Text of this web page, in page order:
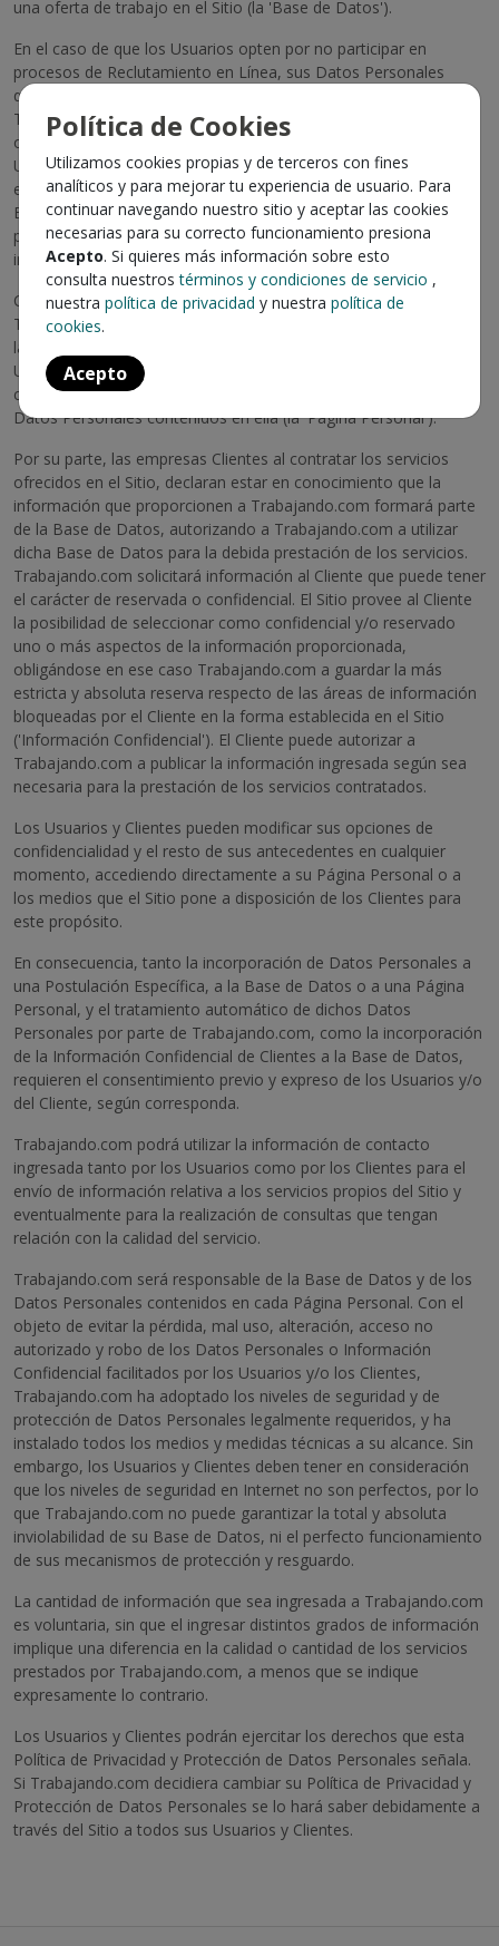
una oferta de trabajo en el Sitio (la 'Base de Datos').
En el caso de que los Usuarios opten por no participar en
procesos de Reclutamiento en Línea, sus Datos Personales
quedarán almacenados bajo reserva en la base de datos de
Trabajando.com y sólo serán enviados posteriormente a las
ofertas publicadas en el Sitio o a las empresas a las cuales los
Usuarios deseen postular, para lo cual estos deberán requerirlo
explícitamente ('Postulación Específica'). La Postulación
Específica a una oferta o empresa implicará hacer disponibles al
potencial empleador todos los Datos Personales del Usuario
ingresados a Trabajando.com.
Cuando los Usuarios ingresan sus Datos Personales,
Trabajando.com abre una página personal para cada Usuario en
la cual almacena sus antecedentes, y a la que sólo el mismo
Usuario puede ingresar (con su nombre de usuario y clave) en
cada oportunidad que requiera revisar, actualizar o modificar sus
Datos Personales contenidos en ella (la 'Página Personal').
Por su parte, las empresas Clientes al contratar los servicios
ofrecidos en el Sitio, declaran estar en conocimiento que la
información que proporcionen a Trabajando.com formará parte
de la Base de Datos, autorizando a Trabajando.com a utilizar
dicha Base de Datos para la debida prestación de los servicios.
Trabajando.com solicitará información al Cliente que puede tener
el carácter de reservada o confidencial. El Sitio provee al Cliente
la posibilidad de seleccionar como confidencial y/o reservado
uno o más aspectos de la información proporcionada,
obligándose en ese caso Trabajando.com a guardar la más
estricta y absoluta reserva respecto de las áreas de información
bloqueadas por el Cliente en la forma establecida en el Sitio
('Información Confidencial'). El Cliente puede autorizar a
Trabajando.com a publicar la información ingresada según sea
necesaria para la prestación de los servicios contratados.
Los Usuarios y Clientes pueden modificar sus opciones de
confidencialidad y el resto de sus antecedentes en cualquier
momento, accediendo directamente a su Página Personal o a
los medios que el Sitio pone a disposición de los Clientes para
este propósito.
En consecuencia, tanto la incorporación de Datos Personales a
una Postulación Específica, a la Base de Datos o a una Página
Personal, y el tratamiento automático de dichos Datos
Personales por parte de Trabajando.com, como la incorporación
de la Información Confidencial de Clientes a la Base de Datos,
requieren el consentimiento previo y expreso de los Usuarios y/o
del Cliente, según corresponda.
Trabajando.com podrá utilizar la información de contacto
ingresada tanto por los Usuarios como por los Clientes para el
envío de información relativa a los servicios propios del Sitio y
eventualmente para la realización de consultas que tengan
relación con la calidad del servicio.
Trabajando.com será responsable de la Base de Datos y de los
Datos Personales contenidos en cada Página Personal. Con el
objeto de evitar la pérdida, mal uso, alteración, acceso no
autorizado y robo de los Datos Personales o Información
Confidencial facilitados por los Usuarios y/o los Clientes,
Trabajando.com ha adoptado los niveles de seguridad y de
protección de Datos Personales legalmente requeridos, y ha
instalado todos los medios y medidas técnicas a su alcance. Sin
embargo, los Usuarios y Clientes deben tener en consideración
que los niveles de seguridad en Internet no son perfectos, por lo
que Trabajando.com no puede garantizar la total y absoluta
inviolabilidad de su Base de Datos, ni el perfecto funcionamiento
de sus mecanismos de protección y resguardo.
La cantidad de información que sea ingresada a Trabajando.com
es voluntaria, sin que el ingresar distintos grados de información
implique una diferencia en la calidad o cantidad de los servicios
prestados por Trabajando.com, a menos que se indique
expresamente lo contrario.
Los Usuarios y Clientes podrán ejercitar los derechos que esta
Política de Privacidad y Protección de Datos Personales señala.
Si Trabajando.com decidiera cambiar su Política de Privacidad y
Protección de Datos Personales se lo hará saber debidamente a
través del Sitio a todos sus Usuarios y Clientes.
Política de Cookies
Utilizamos cookies propias y de terceros con fines
analíticos y para mejorar tu experiencia de usuario. Para
continuar navegando nuestro sitio y aceptar las cookies
necesarias para su correcto funcionamiento presiona
Acepto. Si quieres más información sobre esto
consulta nuestrostérminos y condiciones de servicio ,
nuestra política de privacidad y nuestra política de
cookies.
Acepto